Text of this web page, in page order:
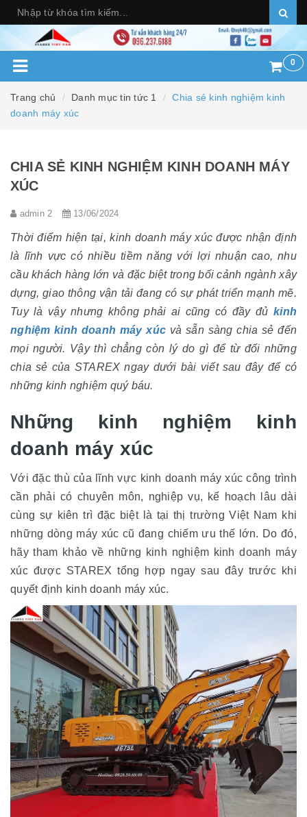
0
Trang chủ Danh mục tin tức 1
Chia sẻ kinh nghiệm kinh
doanh máy xúc
CHIA SẺ KINH NGHIỆM KINH DOANH MÁY
XÚC
admin 2 13/06/2024
Thời điểm hiện tại, kinh doanh máy xúc được nhận định
là lĩnh vực có nhiều tiềm năng với lợi nhuận cao, nhu
cầu khách hàng lớn và đặc biệt trong bối cảnh ngành xây
dựng, giao thông vận tải đang có sự phát triển mạnh mẽ.
Tuy là vậy nhưng không phải ai cũng có đầy đủ kinh
nghiệm kinh doanh máy xúc và sẵn sàng chia sẻ đến
mọi người. Vậy thì chẳng còn lý do gì để từ đối những
chia sẻ của STAREX ngay dưới bài viết sau đây để có
những kinh nghiệm quý báu.
Những kinh nghiệm kinh
doanh máy xúc
Với đặc thù của lĩnh vực kinh doanh máy xúc công trình
cần phải có chuyên môn, nghiệp vụ, kế hoạch lâu dài
cùng sự kiên trì đặc biệt là tại thị trường Việt Nam khi
những dòng máy xúc cũ đang chiếm ưu thế lớn. Do đó,
hãy tham khảo về những kinh nghiệm kinh doanh máy
xúc được STAREX tổng hợp ngay sau đây trước khi
quyết định kinh doanh máy xúc.